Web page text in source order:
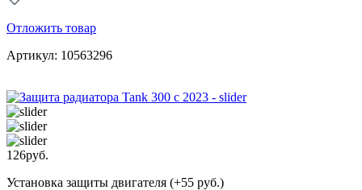
Отложить товар
Артикул: 10563296
126руб.
Установка защиты двигателя (+55 руб.)